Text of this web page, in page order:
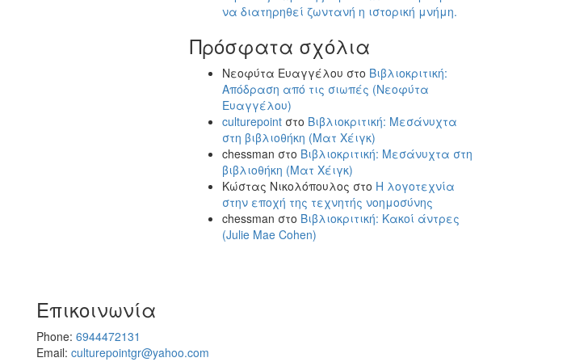
να διατηρηθεί ζωντανή η ιστορική μνήμη.
Πρόσφατα σχόλια
Νεοφύτα Ευαγγέλου στο Βιβλιοκριτική:
Απόδραση από τις σιωπές (Νεοφύτα
Ευαγγέλου)
culturepoint στο Βιβλιοκριτική: Μεσάνυχτα
στη βιβλιοθήκη (Ματ Χέιγκ)
chessman στο Βιβλιοκριτική: Μεσάνυχτα στη
βιβλιοθήκη (Ματ Χέιγκ)
Κώστας Νικολόπουλος στο Η λογοτεχνία
στην εποχή της τεχνητής νοημοσύνης
chessman στο Βιβλιοκριτική: Κακοί άντρες
(Julie Mae Cohen)
Επικοινωνία
Phone: 6944472131
Email: culturepointgr@yahoo.com